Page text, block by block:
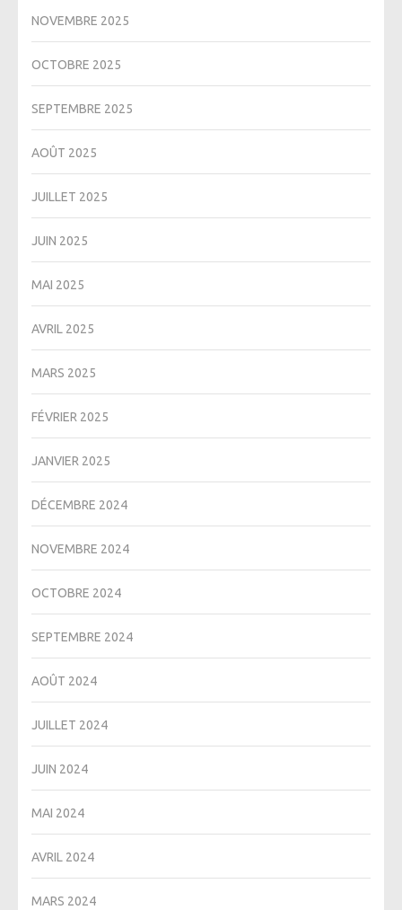
NOVEMBRE 2025
OCTOBRE 2025
SEPTEMBRE 2025
AOÛT 2025
JUILLET 2025
JUIN 2025
MAI 2025
AVRIL 2025
MARS 2025
FÉVRIER 2025
JANVIER 2025
DÉCEMBRE 2024
NOVEMBRE 2024
OCTOBRE 2024
SEPTEMBRE 2024
AOÛT 2024
JUILLET 2024
JUIN 2024
MAI 2024
AVRIL 2024
MARS 2024